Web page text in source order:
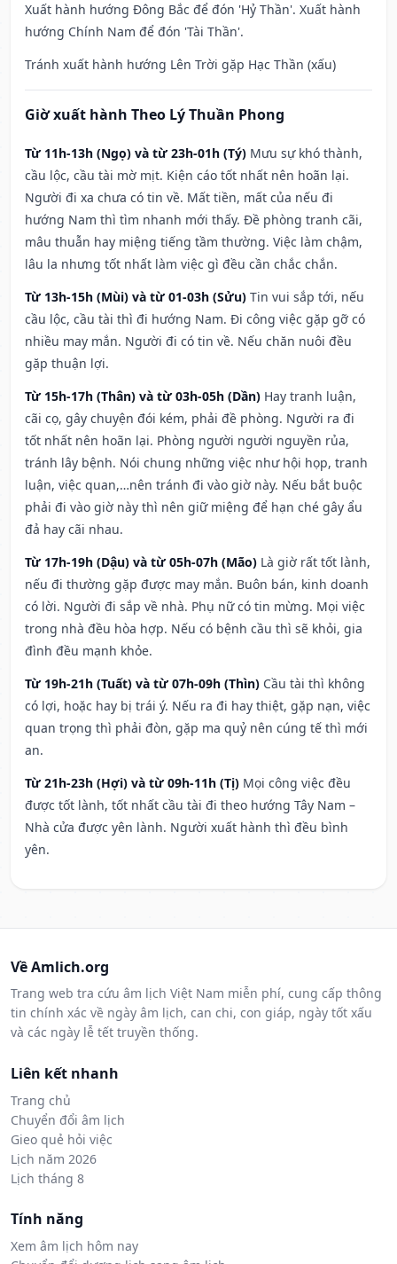
Xuất hành hướng Đông Bắc để đón 'Hỷ Thần'. Xuất hành
hướng Chính Nam để đón 'Tài Thần'.
Tránh xuất hành hướng Lên Trời gặp Hạc Thần (xấu)
Giờ xuất hành Theo Lý Thuần Phong
Từ 11h-13h (Ngọ) và từ 23h-01h (Tý) Mưu sự khó thành,
cầu lộc, cầu tài mờ mịt. Kiện cáo tốt nhất nên hoãn lại.
Người đi xa chưa có tin về. Mất tiền, mất của nếu đi
hướng Nam thì tìm nhanh mới thấy. Đề phòng tranh cãi,
mâu thuẫn hay miệng tiếng tầm thường. Việc làm chậm,
lâu la nhưng tốt nhất làm việc gì đều cần chắc chắn.
Từ 13h-15h (Mùi) và từ 01-03h (Sửu) Tin vui sắp tới, nếu
cầu lộc, cầu tài thì đi hướng Nam. Đi công việc gặp gỡ có
nhiều may mắn. Người đi có tin về. Nếu chăn nuôi đều
gặp thuận lợi.
Từ 15h-17h (Thân) và từ 03h-05h (Dần) Hay tranh luận,
cãi cọ, gây chuyện đói kém, phải đề phòng. Người ra đi
tốt nhất nên hoãn lại. Phòng người người nguyền rủa,
tránh lây bệnh. Nói chung những việc như hội họp, tranh
luận, việc quan,…nên tránh đi vào giờ này. Nếu bắt buộc
phải đi vào giờ này thì nên giữ miệng để hạn ché gây ẩu
đả hay cãi nhau.
Từ 17h-19h (Dậu) và từ 05h-07h (Mão) Là giờ rất tốt lành,
nếu đi thường gặp được may mắn. Buôn bán, kinh doanh
có lời. Người đi sắp về nhà. Phụ nữ có tin mừng. Mọi việc
trong nhà đều hòa hợp. Nếu có bệnh cầu thì sẽ khỏi, gia
đình đều mạnh khỏe.
Từ 19h-21h (Tuất) và từ 07h-09h (Thìn) Cầu tài thì không
có lợi, hoặc hay bị trái ý. Nếu ra đi hay thiệt, gặp nạn, việc
quan trọng thì phải đòn, gặp ma quỷ nên cúng tế thì mới
an.
Từ 21h-23h (Hợi) và từ 09h-11h (Tị) Mọi công việc đều
được tốt lành, tốt nhất cầu tài đi theo hướng Tây Nam –
Nhà cửa được yên lành. Người xuất hành thì đều bình
yên.
Về Amlich.org
Trang web tra cứu âm lịch Việt Nam miễn phí, cung cấp thông
tin chính xác về ngày âm lịch, can chi, con giáp, ngày tốt xấu
và các ngày lễ tết truyền thống.
Liên kết nhanh
Trang chủ
Chuyển đổi âm lịch
Gieo quẻ hỏi việc
Lịch năm 2026
Lịch tháng 8
Tính năng
Xem âm lịch hôm nay